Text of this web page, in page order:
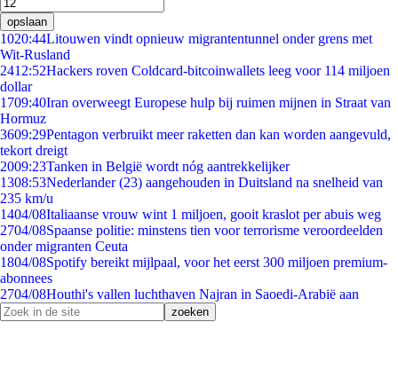
opslaan
1020:44Litouwen vindt opnieuw migrantentunnel onder grens met
Wit-Rusland
2412:52Hackers roven Coldcard-bitcoinwallets leeg voor 114 miljoen
dollar
1709:40Iran overweegt Europese hulp bij ruimen mijnen in Straat van
Hormuz
3609:29Pentagon verbruikt meer raketten dan kan worden aangevuld,
tekort dreigt
2009:23Tanken in België wordt nóg aantrekkelijker
1308:53Nederlander (23) aangehouden in Duitsland na snelheid van
235 km/u
1404/08Italiaanse vrouw wint 1 miljoen, gooit kraslot per abuis weg
2704/08Spaanse politie: minstens tien voor terrorisme veroordeelden
onder migranten Ceuta
1804/08Spotify bereikt mijlpaal, voor het eerst 300 miljoen premium-
abonnees
2704/08Houthi's vallen luchthaven Najran in Saoedi-Arabië aan